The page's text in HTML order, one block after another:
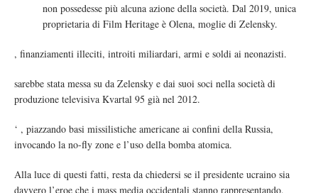
non possedesse più alcuna azione della società. Dal 2019, unica
proprietaria di Film Heritage è Olena, moglie di Zelensky.
, finanziamenti illeciti, introiti miliardari, armi e soldi ai neonazisti.
sarebbe stata messa su da Zelensky e dai suoi soci nella società di
produzione televisiva Kvartal 95 già nel 2012.
‘ , piazzando basi missilistiche americane ai confini della Russia,
invocando la no-fly zone e l’uso della bomba atomica.
Alla luce di questi fatti, resta da chiedersi se il presidente ucraino sia
davvero l’eroe che i mass media occidentali stanno rappresentando.